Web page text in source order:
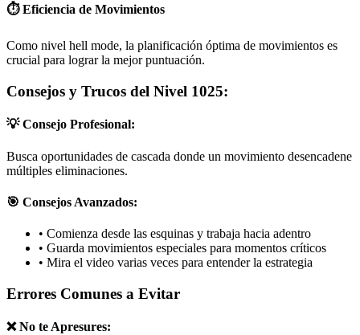
⏱️ Eficiencia de Movimientos
Como nivel hell mode, la planificación óptima de movimientos es
crucial para lograr la mejor puntuación.
Consejos y Trucos del Nivel 1025:
💡 Consejo Profesional:
Busca oportunidades de cascada donde un movimiento desencadene
múltiples eliminaciones.
🎯 Consejos Avanzados:
• Comienza desde las esquinas y trabaja hacia adentro
• Guarda movimientos especiales para momentos críticos
• Mira el video varias veces para entender la estrategia
Errores Comunes a Evitar
❌ No te Apresures: